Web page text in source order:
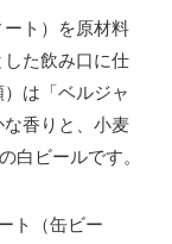
ト）を原材料
た飲み口に仕
は「ベルジャ
香りと、小麦
白ビールです。
ト（缶ビー